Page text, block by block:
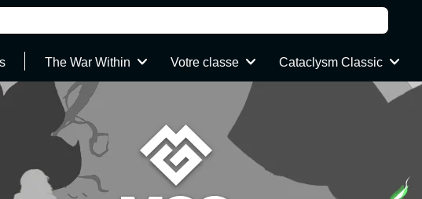
The War Within Votre classe Cataclysm Classic